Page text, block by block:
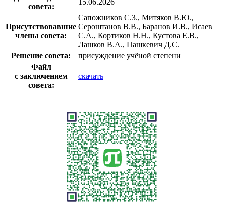
совета:
15.06.2026
Присутствовавшие
члены совета:
Сапожников С.З., Митяков В.Ю.,
Сероштанов В.В., Баранов И.В., Исаев
С.А., Кортиков Н.Н., Кустова Е.В.,
Лашков В.А., Пашкевич Д.С.
Решение совета:
присуждение учёной степени
Файл
с заключением
совета:
скачать